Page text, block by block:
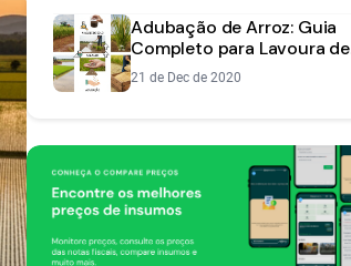
Adubação de Arroz: Guia
Completo para Lavoura de
Sequeiro e Irrigada
21 de Dec de 2020